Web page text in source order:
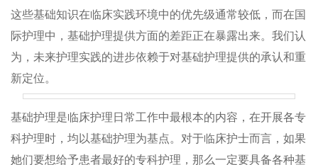
这些基础知识在临床实践环境中的优先级通常较低，而在国
际护理中，基础护理提供方面的差距正在暴露出来。我们认
为，未来护理实践的进步依赖于对基础护理提供的承认和重
新定位。
基础护理是临床护理日常工作中最根本的内容，在开展各专
科护理时，均以基础护理为基点。对于临床护士而言，如果
她们要想给予患者最好的专科护理，那么一定要具备各种基